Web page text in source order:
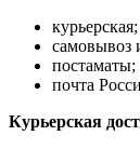
курьерская;
самовывоз
постаматы;
почта
Курьерская